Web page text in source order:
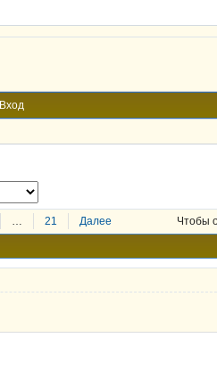
Вход
… 21 Далее Чтобы